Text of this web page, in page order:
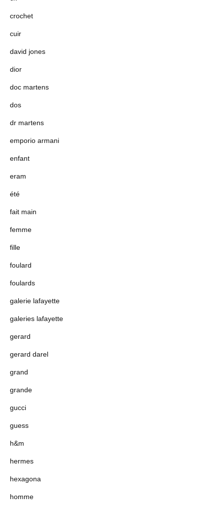
crochet
cuir
david jones
dior
doc martens
dos
dr martens
emporio armani
enfant
eram
été
fait main
femme
fille
foulard
foulards
galerie lafayette
galeries lafayette
gerard
gerard darel
grand
grande
gucci
guess
h&m
hermes
hexagona
homme